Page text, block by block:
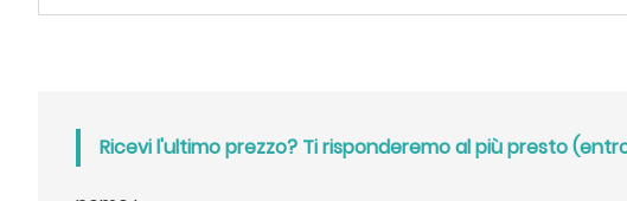
Ricevi l'ultimo prezzo? Ti risponderemo al più presto